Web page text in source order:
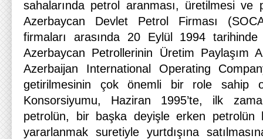
sahalarında petrol aranması, üretilmesi ve
Azerbaycan Devlet Petrol Firması
firmaları arasında 20 Eylül 1994
Azerbaycan Petrollerinin Üretim Paylaşım
Azerbaijan International Operating
getirilmesinin çok önemli bir role sahip
Konsorsiyumu, Haziran 1995’te, ilk
petrolün, bir başka deyişle erken petrolün
yararlanmak suretiyle yurtdışına